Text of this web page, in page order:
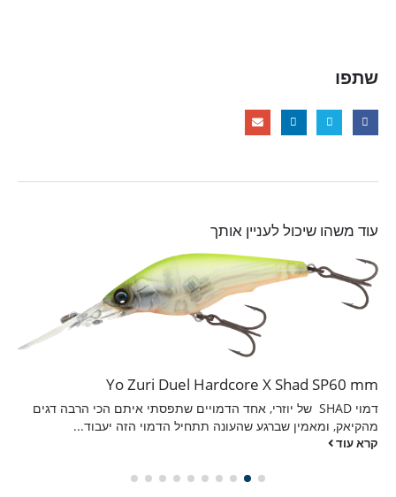
שתפו
עוד משהו שיכול לעניין אותך
Yo Zuri Duel Hardcore X Shad SP60 mm
דמוי SHAD של יוזרי, אחד הדמויים שתפסתי איתם הכי הרבה דגים
מהקיאק, ומאמין שברגע שהעונה תתחיל הדמוי הזה יעבוד...
קרא עוד